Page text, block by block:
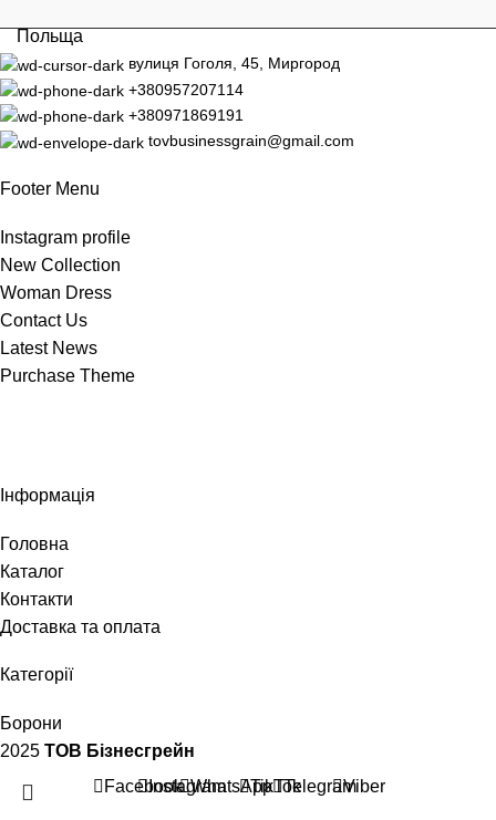
Польща
вулиця Гоголя, 45, Миргород
+380957207114
+380971869191
tovbusinessgrain@gmail.com
Footer Menu
Instagram profile
New Collection
Woman Dress
Contact Us
Latest News
Purchase Theme
Інформація
Головна
Каталог
Контакти
Доставка та оплата
Категорії
Борони
2025 ТОВ Бізнесгрейн
FacebookInstagramWhatsAppTikTokTelegramViber